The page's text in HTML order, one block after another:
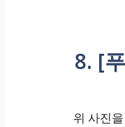
8. [
위 사진